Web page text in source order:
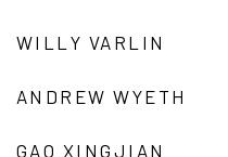
WILLY VARLIN
ANDREW WYETH
GAO XINGJIAN